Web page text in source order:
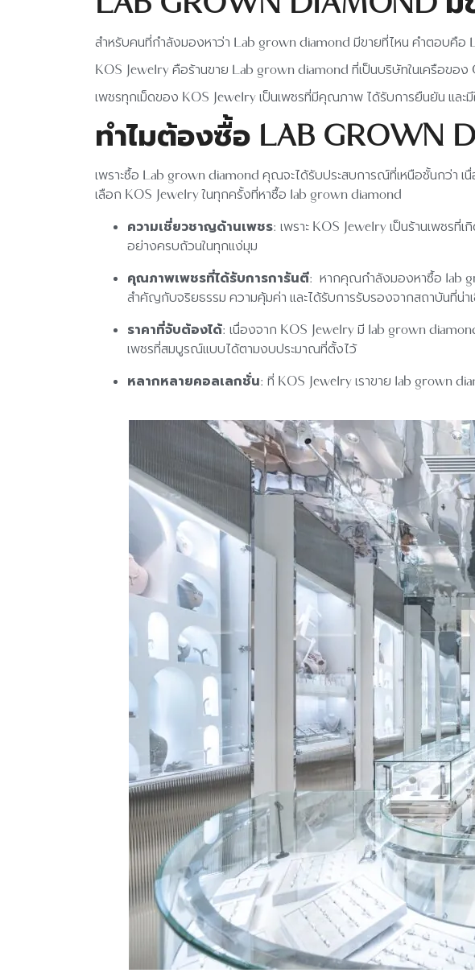
สำหรับคนที่กำลังมองหาว่า Lab grown diamond มีขายที่ไหน คำตอบคือ
KOS Jewelry คือร้านขาย Lab grown diamond ที่เป็นบริษัทในเครือขอ
เพชรทุกเม็ดของ KOS Jewelry เป็นเพชรที่มีคุณภาพ ได้รับการยืนยัน แล
ทำไมต้องซื้อ LAB GROWN
เพราะซื้อ Lab grown diamond คุณจะได้รับประสบการณ์ที่เหนือชั้นกว่า เ
เลือก KOS Jewelry ในทุกครั้งที่หาซื้อ lab grown diamond
ความเชี่ยวชาญด้านเพชร: เพราะ KOS Jewelry เป็นร้านเพชรที่
อย่างครบถ้วนในทุกแง่มุม
คุณภาพเพชรที่ได้รับการการันตี: หากคุณกำลังมองหาซื้อ lab
สำคัญกับจริยธรรม ความคุ้มค่า และได้รับการรับรองจากสถาบันที่น่า
ราคาที่จับต้องได้: เนื่องจาก KOS Jewelry มี lab grown
เพชรที่สมบูรณ์แบบได้ตามงบประมาณที่ตั้งไว้
หลากหลายคอลเลกชั่น: ที่ KOS Jewelry เราขาย lab grown